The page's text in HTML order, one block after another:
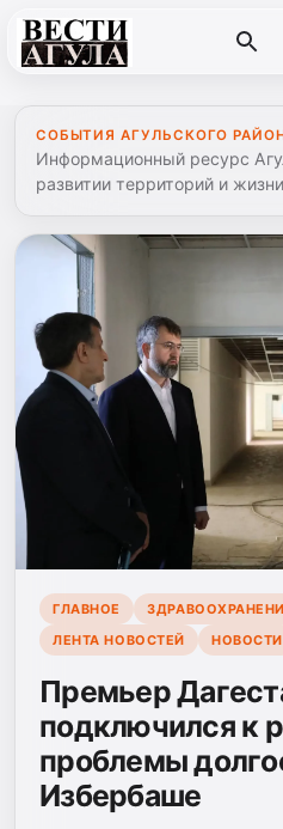
СОБЫТИЯ АГУЛЬСКОГО
Информационный ресурс
развитии территорий и
ГЛАВНОЕ
ЛЕНТА НОВОСТЕЙ
НОВОСТИ
Премьер
подключился к
проблемы
Избербаше